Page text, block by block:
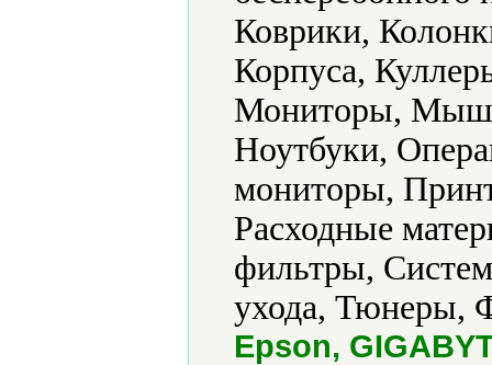
Коврики,
Корпуса,
Мониторы,
Ноутбуки,
мониторы,
Расходные
фильтры,
ухода,
Epson,